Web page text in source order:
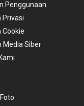
Penggunaan
Privasi
Cookie
Media Siber